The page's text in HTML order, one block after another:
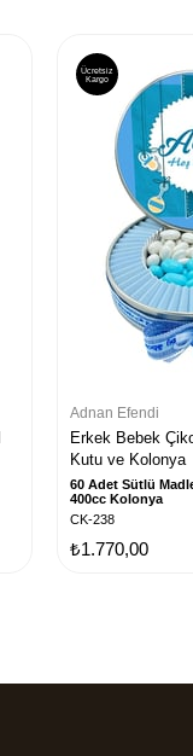
Adnan Efendi
Erkek Bebek
Kutu ve Kolonya
60 Adet Sütlü
400cc Kolonya
CK-238
₺1.770,00
Ücretsiz
Kargo